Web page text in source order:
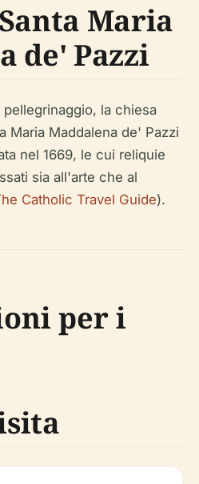
Maria
de' Pazzi
la chiesa
Maria Maddalena de' Pazzi
nel 1669, le cui reliquie
sia all'arte che al
Catholic Travel Guide).
per i